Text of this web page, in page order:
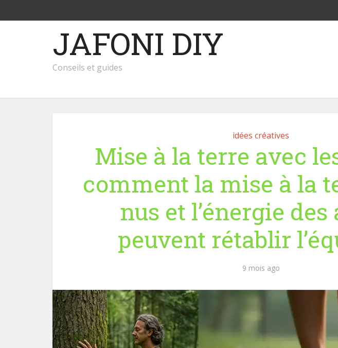
JAFONI DIY
Conseils et guides
idées créatives
Mise à la terre avec
comment la mise à la
nus et l’énergie des
peuvent rétablir
9 mois ago